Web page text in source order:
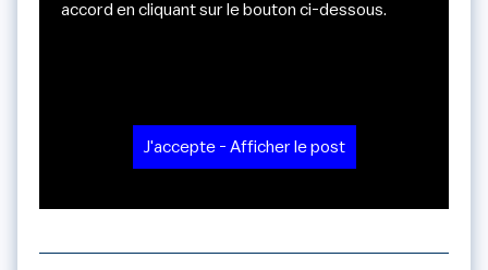
accord en cliquant sur le bouton ci-dessous.
J'accepte - Afficher le post